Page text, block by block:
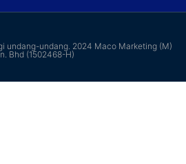
undang-undang. 2024 Maco Marketing (M)
Bhd (1502468-H)